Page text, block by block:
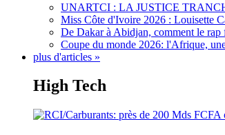
UNARTCI : LA JUSTICE
Miss Côte d'Ivoire 2026 : Louisette
De Dakar à Abidjan, comment le
Coupe du monde 2026: l'Afrique,
plus d'articles »
High Tech